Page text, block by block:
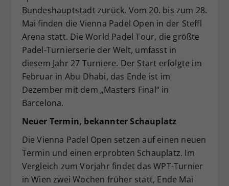
Bundeshauptstadt zurück. Vom 20. bis zum 28.
Mai finden die Vienna Padel Open in der Steffl
Arena statt. Die World Padel Tour, die größte
Padel-Turnierserie der Welt, umfasst in
diesem Jahr 27 Turniere. Der Start erfolgte im
Februar in Abu Dhabi, das Ende ist im
Dezember mit dem „Masters Final“ in
Barcelona.
Neuer Termin, bekannter Schauplatz
Die Vienna Padel Open setzen auf einen neuen
Termin und einen erprobten Schauplatz. Im
Vergleich zum Vorjahr findet das WPT-Turnier
in Wien zwei Wochen früher statt, Ende Mai
Zweck
Dieser Wert speichert Ihre Consent-
Einstellungen. Unter anderem eine
zufällig generierte ID, für die
historische Speicherung Ihrer
vorgenommen Einstellungen, falls der
Webseiten-Betreiber dies eingestellt
hat.